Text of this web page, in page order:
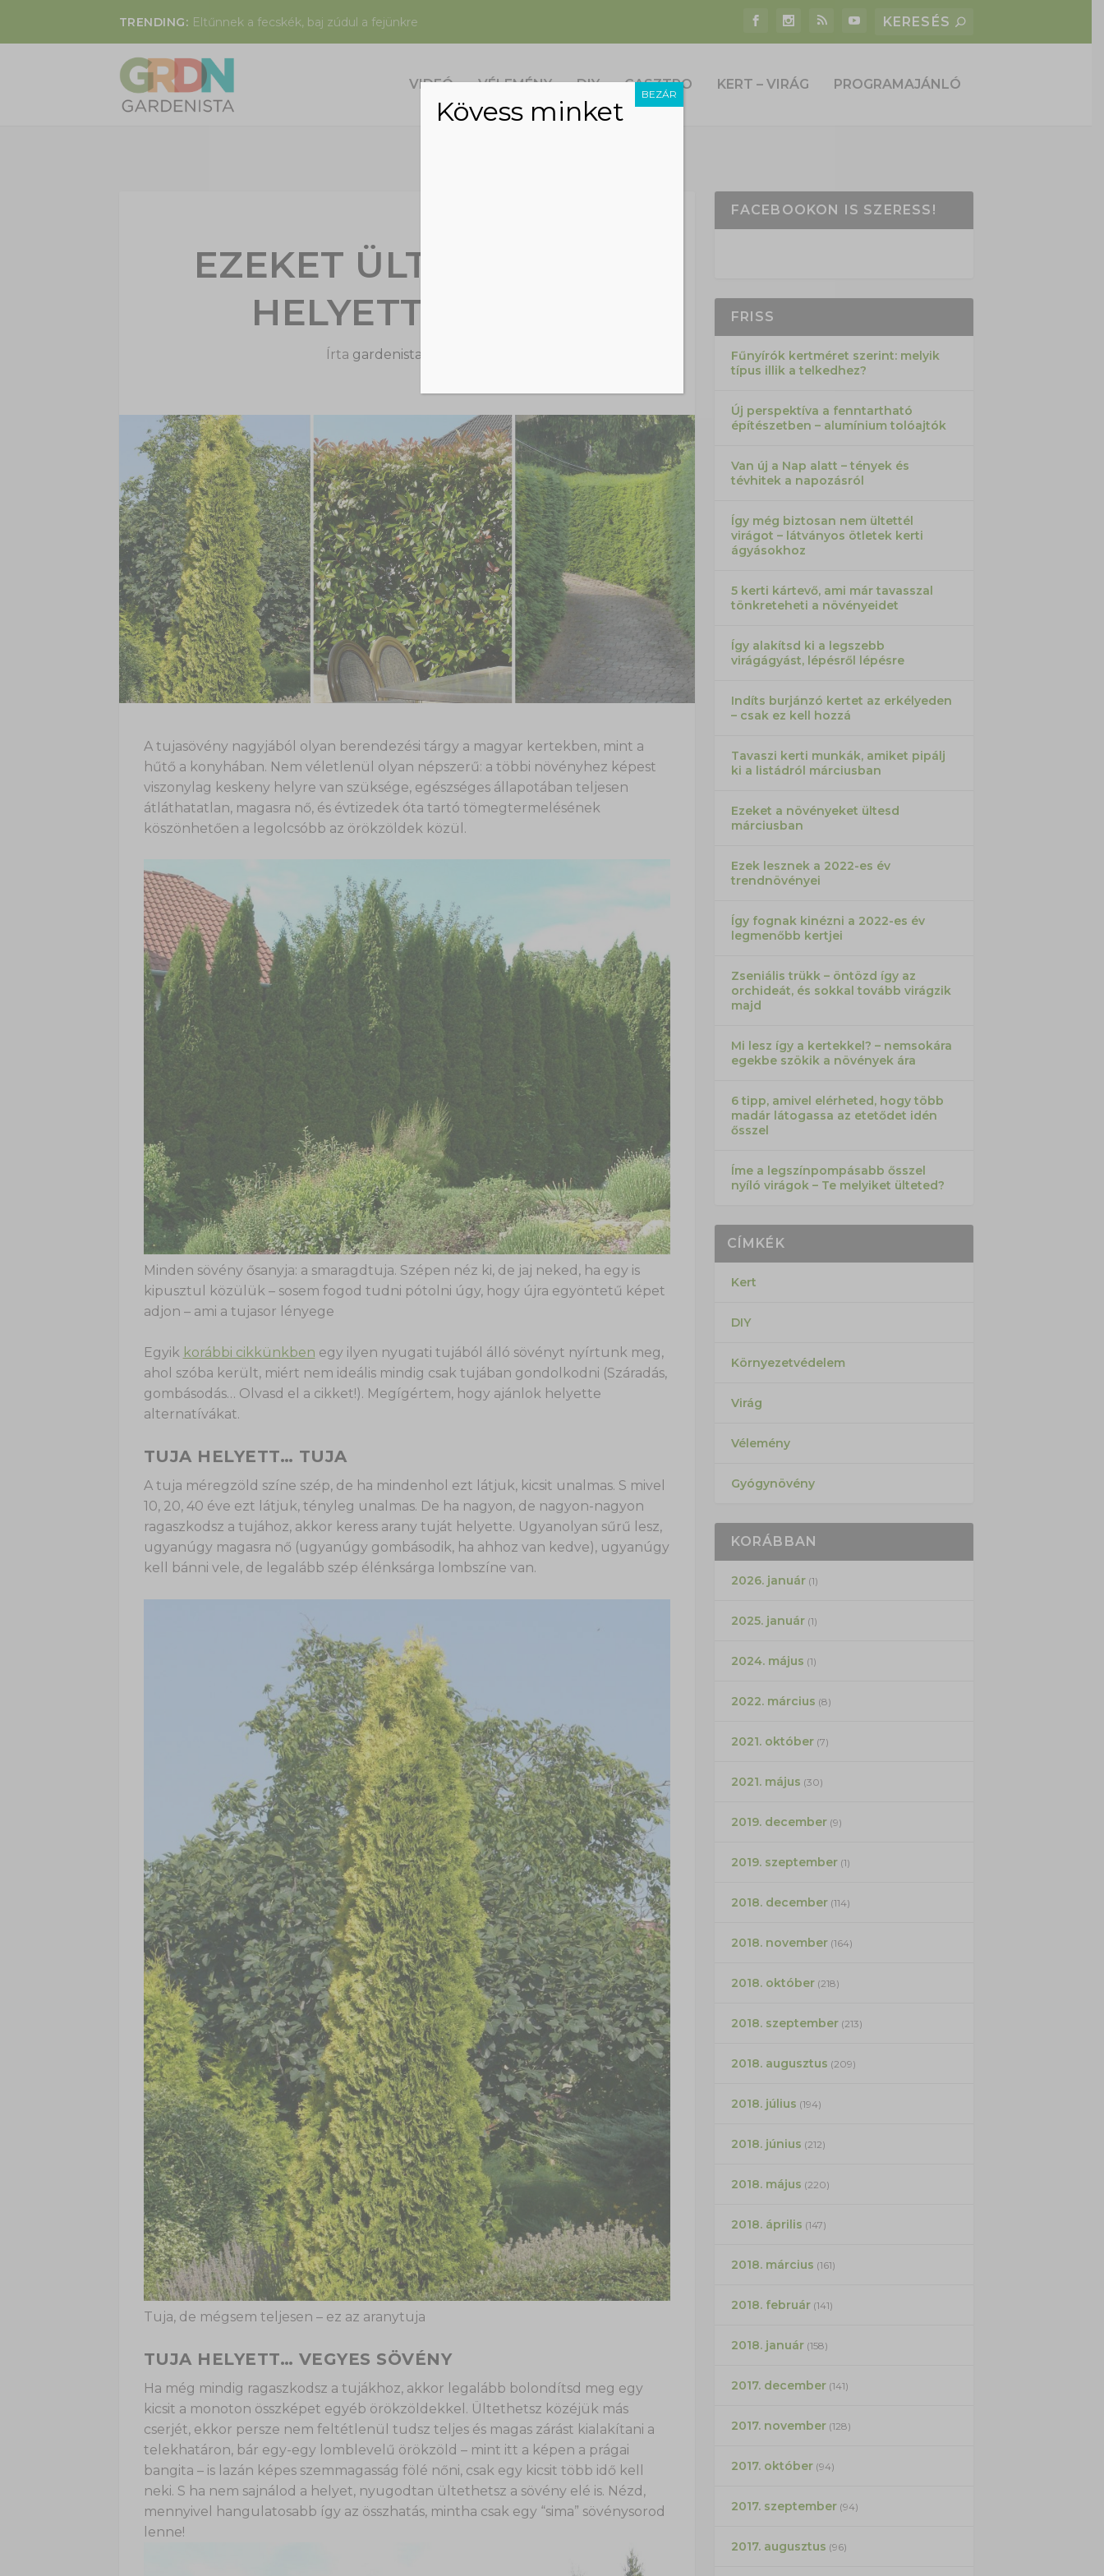
TRENDING: Eltűnnek a fecskék, baj zúdul a fejünkre
VIDEÓ VÉLEMÉNY DIY GASZTRO KERT – VIRÁG PROGRAMAJÁNLÓ
EZEKET ÜLTESD TUJA
HELYETT MOST!
Írta gardenista
A tujasövény nagyjából olyan berendezési tárgy a magyar kertekben, mint a
hűtő a konyhában. Nem véletlenül olyan népszerű: a többi növényhez képest
viszonylag keskeny helyre van szüksége, egészséges állapotában teljesen
átláthatatlan, magasra nő, és évtizedek óta tartó tömegtermelésének
köszönhetően a legolcsóbb az örökzöldek közül.
Minden sövény ősanyja: a smaragdtuja. Szépen néz ki, de jaj neked, ha egy is
kipusztul közülük – sosem fogod tudni pótolni úgy, hogy újra egyöntetű képet
adjon – ami a tujasor lényege
Egyik korábbi cikkünkben egy ilyen nyugati tujából álló sövényt nyírtunk meg,
ahol szóba került, miért nem ideális mindig csak tujában gondolkodni (Száradás,
gombásodás… Olvasd el a cikket!). Megígértem, hogy ajánlok helyette
alternatívákat.
TUJA HELYETT… TUJA
A tuja méregzöld színe szép, de ha mindenhol ezt látjuk, kicsit unalmas. S mivel
10, 20, 40 éve ezt látjuk, tényleg unalmas. De ha nagyon, de nagyon-nagyon
ragaszkodsz a tujához, akkor keress arany tuját helyette. Ugyanolyan sűrű lesz,
ugyanúgy magasra nő (ugyanúgy gombásodik, ha ahhoz van kedve), ugyanúgy
kell bánni vele, de legalább szép élénksárga lombszíne van.
Tuja, de mégsem teljesen – ez az aranytuja
TUJA HELYETT… VEGYES SÖVÉNY
Ha még mindig ragaszkodsz a tujákhoz, akkor legalább bolondítsd meg egy
kicsit a monoton összképet egyéb örökzöldekkel. Ültethetsz közéjük más
cserjét, ekkor persze nem feltétlenül tudsz teljes és magas zárást kialakítani a
telekhatáron, bár egy-egy lomblevelű örökzöld – mint itt a képen a prágai
bangita – is lazán képes szemmagasság fölé nőni, csak egy kicsit több idő kell
neki. S ha nem sajnálod a helyet, nyugodtan ültethetsz a sövény elé is. Nézd,
mennyivel hangulatosabb így az összhatás, mintha csak egy “sima” sövénysorod
lenne!
FACEBOOKON IS SZERESS!
FRISS
Fűnyírók kertméret szerint: melyik
típus illik a telkedhez?
Új perspektíva a fenntartható
építészetben – alumínium tolóajtók
Van új a Nap alatt – tények és
tévhitek a napozásról
Így még biztosan nem ültettél
virágot – látványos ötletek kerti
ágyásokhoz
5 kerti kártevő, ami már tavasszal
tönkreteheti a növényeidet
Így alakítsd ki a legszebb
virágágyást, lépésről lépésre
Indíts burjánzó kertet az erkélyeden
– csak ez kell hozzá
Tavaszi kerti munkák, amiket pipálj
ki a listádról márciusban
Ezeket a növényeket ültesd
márciusban
Ezek lesznek a 2022-es év
trendnövényei
Így fognak kinézni a 2022-es év
legmenőbb kertjei
Zseniális trükk – öntözd így az
orchideát, és sokkal tovább virágzik
majd
Mi lesz így a kertekkel? – nemsokára
egekbe szökik a növények ára
6 tipp, amivel elérheted, hogy több
madár látogassa az etetődet idén
ősszel
Íme a legszínpompásabb ősszel
nyíló virágok – Te melyiket ülteted?
CÍMKÉK
Kert
DIY
Környezetvédelem
Virág
Vélemény
Gyógynövény
KORÁBBAN
2026. január(1)
2025. január(1)
2024. május (1)
2022. március (8)
2021. október(7)
2021. május (30)
2019. december(9)
2019. szeptember(1)
2018. december(114)
2018. november(164)
2018. október(218)
2018. szeptember(213)
2018. augusztus (209)
2018. július (194)
2018. június (212)
2018. május (220)
2018. április (147)
2018. március (161)
2018. február(141)
2018. január(158)
2017. december(141)
2017. november(128)
2017. október(94)
2017. szeptember(94)
2017. augusztus (96)
Kövess minket
BEZÁR